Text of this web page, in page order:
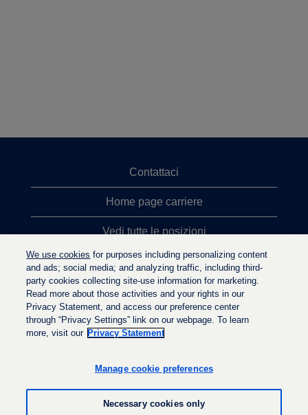
Contattaci
Home page carriere
Vedi tutte le posizioni
Ricerche top
Politica sulla privacy
a
r
e
i
a
e
r
We use cookies for purposes including personalizing content
and ads; social media; and analyzing traffic, including third-
party cookies collecting site-use information for marketing.
Read more about those activities and your rights in our
Privacy Statement, and access our preference center
through “Privacy Settings” link on our webpage. To learn
more, visit our Privacy Statement
Manage cookie preferences
Necessary cookies only